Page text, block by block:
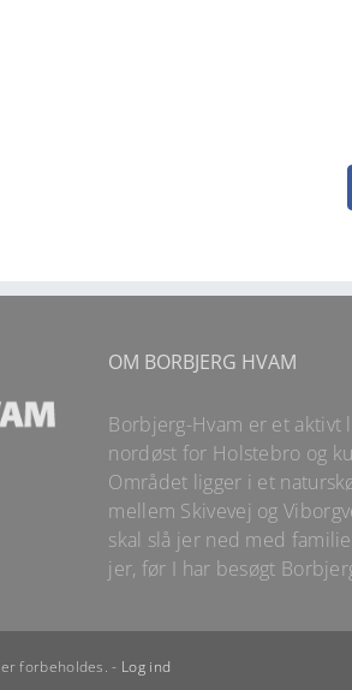
OM BORBJERG HVAM
Borbjerg-Hvam er et aktivt
nordøst for Holstebro og
Området ligger i et
mellem Skivevej og
skal slå jer ned med
jer, før I har besøgt
forbeholdes. - Log ind